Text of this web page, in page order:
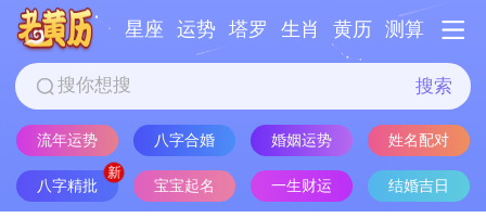
星座 运势 塔罗 生肖 黄历 测算
搜索
流年运势 八字合婚 婚姻运势 姓名配对
八字精批 宝宝起名 一生财运 结婚吉日